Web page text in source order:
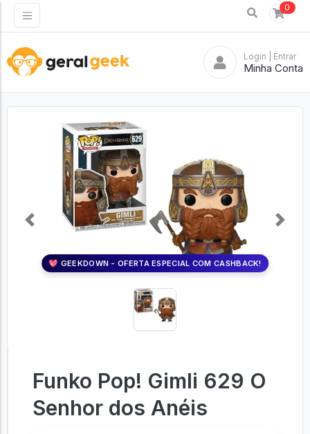
0
Login | Entrar
Minha Conta
💖 GEEKDOWN - OFERTA ESPECIAL COM CASHBACK!
Previous Next
Funko Pop! Gimli 629 O
Senhor dos Anéis